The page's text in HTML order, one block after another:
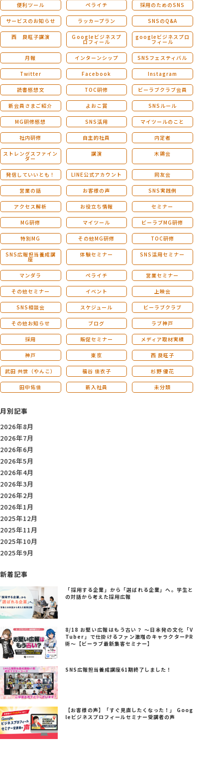
便利ツール ペライチ 採用のためのSNS
サービスのお知らせ ラッカープラン SNSのQ&A
西 良旺子講演 Ｇoogleビジネスプ
ロフィール
googleビジネスプロ
フィール
月報 インターンシップ SNSフェスティバル
Twitter Facebook Instagram
読書感想文 TOC研修 ビーラブクラブ会員
新会員さまご紹介 よおこ賞 SNSルール
MG研修感想 SNS活用 マイツールのこと
社内研修 自主的社員 内定者
ストレングスファイン
ダー
講演 木鶏会
発信していいとも！ LINE公式アカウント 同友会
営業の話 お客様の声 SNS実践例
アクセス解析 お役立ち情報 セミナー
MG研修 マイツール ビーラブMG研修
特別MG その他MG研修 TOC研修
SNS広報担当養成講
座
体験セミナー SNS活用セミナー
マンダラ ペライチ 営業セミナー
その他セミナー イベント 上映会
SNS相談会 スケジュール ビーラブクラブ
その他お知らせ ブログ ラブ神戸
採用 販促セミナー メディア取材実績
神戸 東京 西 良旺子
武田 共世（やんこ） 福谷 佳衣子 杉野 優花
田中佑佳 新入社員 未分類
月別記事
2026年8月
2026年7月
2026年6月
2026年5月
2026年4月
2026年3月
2026年2月
2026年1月
2025年12月
2025年11月
2025年10月
2025年9月
新着記事
「採用する企業」から「選ばれる企業」へ。学生と
の対話から考えた採用広報
8/18 お堅い広報はもう古い？ ～日本発の文化「V
Tuber」で仕掛けるファン激増のキャラクターPR
術～【ビーラブ最新集客セミナー】
SNS広報担当養成講座61期終了しました！
【お客様の声】「すぐ見直したくなった！」 Goog
leビジネスプロフィールセミナー受講者の声